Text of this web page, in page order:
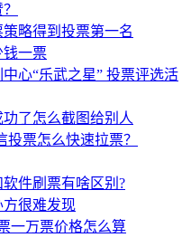
略得到投票第一名
钱一票
心“乐武之星” 投票评选活
了怎么截图给别人
票怎么快速拉票？
件刷票有啥区别?
方很难发现
一万票价格怎么算